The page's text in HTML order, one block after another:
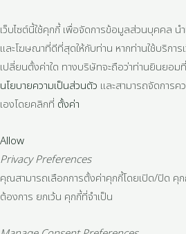
เว็บไซต์นี้ใช้คุกกี้ เพื่อจัดการข้อมูลส่วนบุคคล
และโฆษณาที่ดีที่สุดให้กับท่าน หากท่านใช้บริการ
เปลี่ยนตั้งค่าใด ทางบริษัทจะถือว่าท่านยินยอม
นโยบายความเป็นส่วนตัว และสามารถจัดการค
เองโดยคลิกที่ ตั้งค่า
Allow
Privacy Preferences
คุณสามารถเลือกการตั้งค่าคุกกี้โดยเปิด/ปิด คุก
ต้องการ ยกเว้น คุกกี้ที่จำเป็น